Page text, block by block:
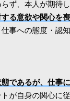
ず、本人が期待
る意欲や関心を
事への態度・認
であるが、仕事
が自身の関心に